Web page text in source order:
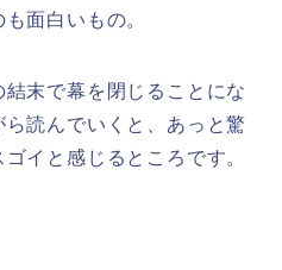
面白いもの。
末で幕を閉じることにな
読んでいくと、あっと驚
イと感じるところです。